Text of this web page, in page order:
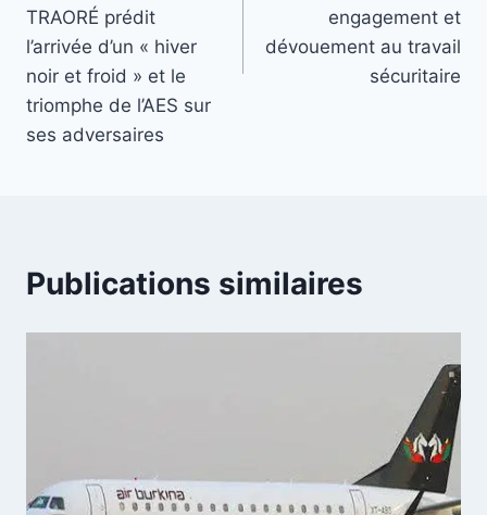
TRAORÉ prédit
l’arrivée d’un « hiver
noir et froid » et le
triomphe de l’AES sur
ses adversaires
engagement et
dévouement au travail
sécuritaire
Publications similaires